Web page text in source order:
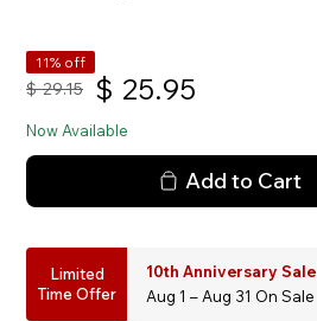
11% off
$ 29.15 $ 25.95
Now Available
Add to Cart
Limited
Time Offer
10th Anniversary Sale
Aug 1 – Aug 31 On Sale